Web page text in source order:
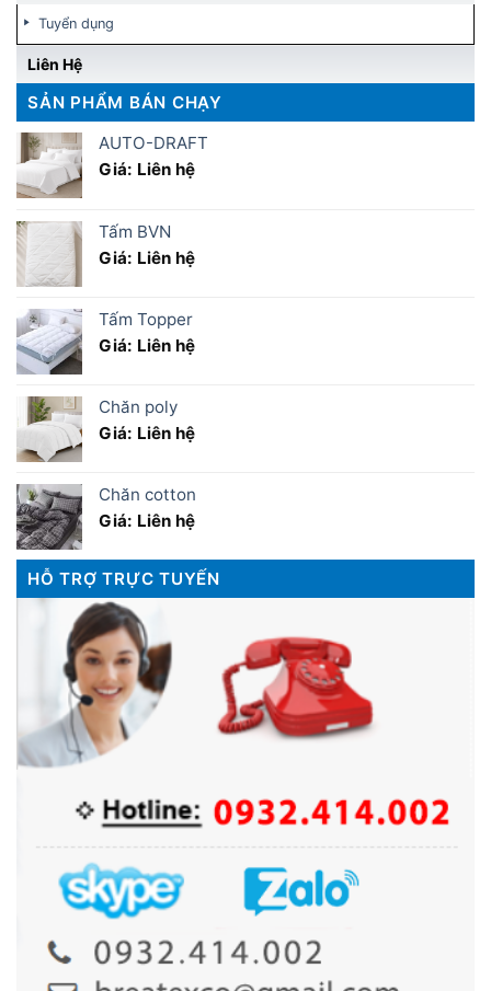
Tuyển dụng
Liên Hệ
SẢN PHẨM BÁN CHẠY
AUTO-DRAFT
Giá: Liên hệ
Tấm BVN
Giá: Liên hệ
Tấm Topper
Giá: Liên hệ
Chăn poly
Giá: Liên hệ
Chăn cotton
Giá: Liên hệ
HỖ TRỢ TRỰC TUYẾN